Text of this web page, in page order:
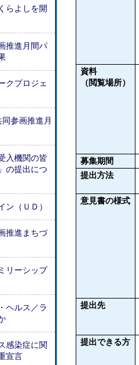
らよしを開
推進月間パ
クプロジェ
参画推進月
入機関の皆
の提出につ
ン（ＵＤ）
推進まちづ
リーシップ
ヘルス／ラ
感染症に関
宣言
資料
（閲覧場所）
募集期間
提出方法
意見書の様式
提出先
提出できる方